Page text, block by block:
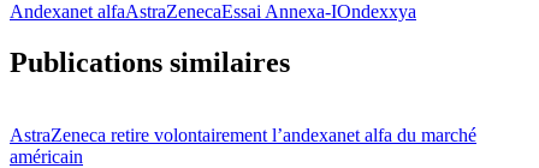
Andexanet alfaAstraZenecaEssai Annexa-IOndexxya
Publications similaires
AstraZeneca retire volontairement l’andexanet alfa du marché
américain